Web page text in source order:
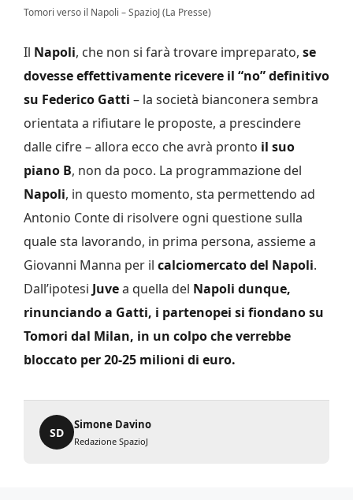
Tomori verso il Napoli – SpazioJ (La Presse)
Il Napoli, che non si farà trovare impreparato, se
dovesse effettivamente ricevere il “no” definitivo
su Federico Gatti – la società bianconera sembra
orientata a rifiutare le proposte, a prescindere
dalle cifre – allora ecco che avrà pronto il suo
piano B, non da poco. La programmazione del
Napoli, in questo momento, sta permettendo ad
Antonio Conte di risolvere ogni questione sulla
quale sta lavorando, in prima persona, assieme a
Giovanni Manna per il calciomercato del Napoli.
Dall’ipotesi Juvea quella del Napoli dunque,
rinunciando a Gatti, i partenopei si fiondano su
Tomori dal Milan, in un colpo che verrebbe
bloccato per 20-25 milioni di euro.
SD
Simone Davino
Redazione SpazioJ